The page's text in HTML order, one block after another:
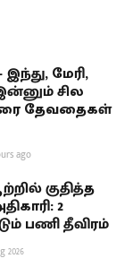
இந்து, மேரி,
சில
தேவதைகள்
ago
குதித்த
2
பணி தீவிரம்
2026